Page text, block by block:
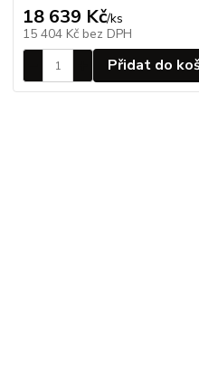
18 639 Kč/ks
15 404 Kč bez DPH
Přidat do